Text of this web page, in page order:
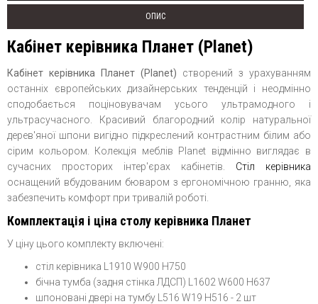
ОПИС
Кабінет керівника Планет (Planet)
Кабінет керівника Планет (Planet) створений з урахуванням
останніх європейських дизайнерських тенденцій і неодмінно
сподобається поціновувачам усього ультрамодного і
ультрасучасного. Красивий благородний колір натуральної
дерев'яної шпони вигідно підкреслений контрастним білим або
сірим кольором. Колекція меблів Planet відмінно виглядає в
сучасних просторих інтер'єрах кабінетів. Стіл керівника
оснащений вбудованим бюваром з ергономічною гранню, яка
забезпечить комфорт при тривалій роботі.
Комплектація і ціна столу керівника Планет
У ціну цього комплекту включені:
стіл керівника L1910 W900 H750
бічна тумба (задня стінка ЛДСП) L1602 W600 H637
шпоновані двері на тумбу L516 W19 H516 - 2 шт